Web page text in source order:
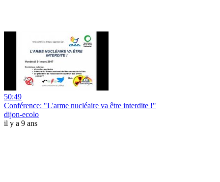
50:49
Conférence: "L'arme nucléaire va être interdite !"
dijon-ecolo
il y a 9 ans